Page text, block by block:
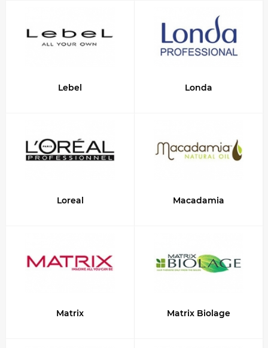
Lebel Londa
Loreal Macadamia
Matrix Matrix Biolage